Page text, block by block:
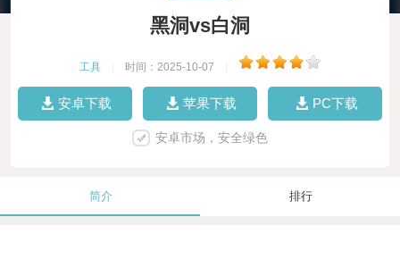
黑洞vs白洞
工具 时间：2025-10-07
安卓下载 苹果下载 PC下载
安卓市场，安全绿色
简介 排行